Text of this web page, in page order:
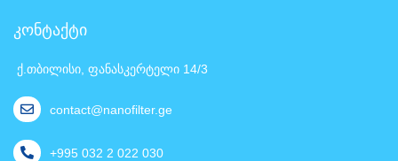
კონტაქტი
ქ.თბილისი, ფანასკერტელი 14/3
contact@nanofilter.ge
+995 032 2 022 030